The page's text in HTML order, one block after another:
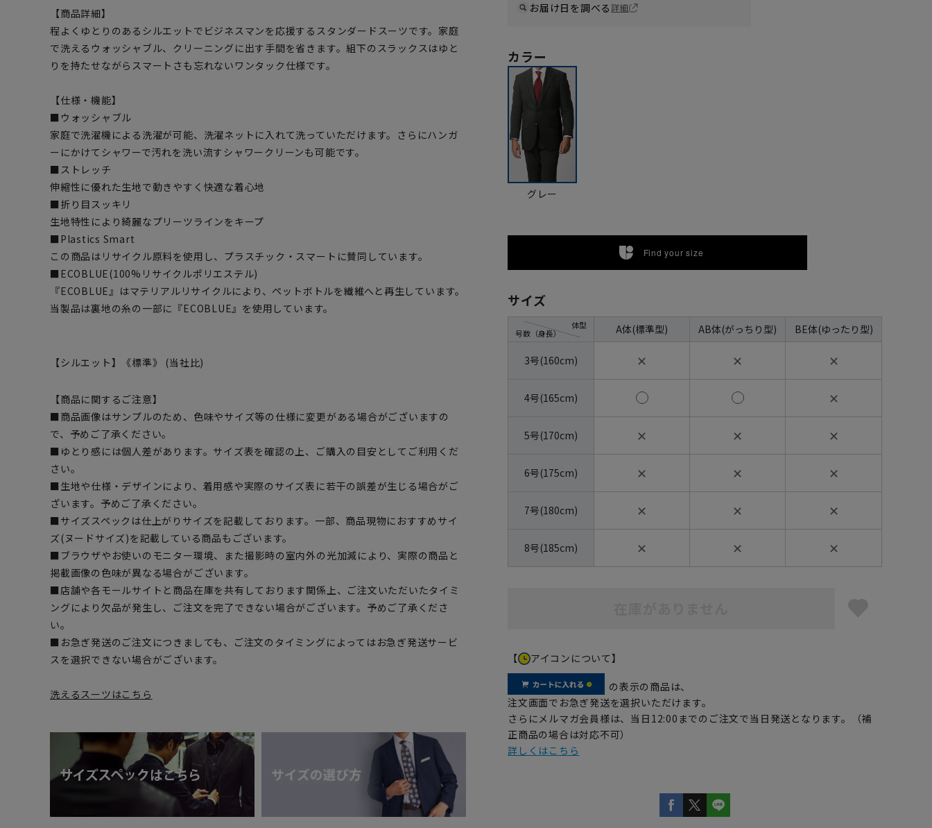
【商品詳細】
程よくゆとりのあるシルエットでビジネスマンを応援するスタンダードスーツです。家庭
で洗えるウォッシャブル、クリーニングに出す手間を省きます。組下のスラックスはゆと
りを持たせながらスマートさも忘れないワンタック仕様です。
【仕様・機能】
■ウォッシャブル
家庭で洗濯機による洗濯が可能、洗濯ネットに入れて洗っていただけます。さらにハンガ
ーにかけてシャワーで汚れを洗い流すシャワークリーンも可能です。
■ストレッチ
伸縮性に優れた生地で動きやすく快適な着心地
■折り目スッキリ
生地特性により綺麗なプリーツラインをキープ
■Plastics Smart
この商品はリサイクル原料を使用し、プラスチック・スマートに賛同しています。
■ECOBLUE(100%リサイクルポリエステル)
『ECOBLUE』はマテリアルリサイクルにより、ペットボトルを繊維へと再生しています。
当製品は裏地の糸の一部に『ECOBLUE』を使用しています。
【シルエット】《標準》 (当社比)
【商品に関するご注意】
■商品画像はサンプルのため、色味やサイズ等の仕様に変更がある場合がございますの
で、予めご了承ください。
■ゆとり感には個人差があります。サイズ表を確認の上、ご購入の目安としてご利用くだ
さい。
■生地や仕様・デザインにより、着用感や実際のサイズ表に若干の誤差が生じる場合がご
ざいます。予めご了承ください。
■サイズスペックは仕上がりサイズを記載しております。一部、商品現物におすすめサイ
ズ(ヌードサイズ)を記載している商品もございます。
■ブラウザやお使いのモニター環境、また撮影時の室内外の光加減により、実際の商品と
掲載画像の色味が異なる場合がございます。
■店舗や各モールサイトと商品在庫を共有しております関係上、ご注文いただいたタイミ
ングにより欠品が発生し、ご注文を完了できない場合がございます。予めご了承くださ
い。
■お急ぎ発送のご注文につきましても、ご注文のタイミングによってはお急ぎ発送サービ
スを選択できない場合がございます。
洗えるスーツはこちら
お届け日を調べる詳細
カラー
グレー
Find your size
サイズ
号数（身長）
体型 A体(標準型) AB体(がっちり型) BE体(ゆったり型)
3号(160cm) ✕ ✕ ✕
4号(165cm) ✕
5号(170cm) ✕ ✕ ✕
6号(175cm) ✕ ✕ ✕
7号(180cm) ✕ ✕ ✕
8号(185cm) ✕ ✕ ✕
【 アイコンについて】
の表示の商品は、
注文画面でお急ぎ発送を選択いただけます。
さらにメルマガ会員様は、当日12:00までのご注文で当日発送となります。（補
正商品の場合は対応不可）
詳しくはこちら